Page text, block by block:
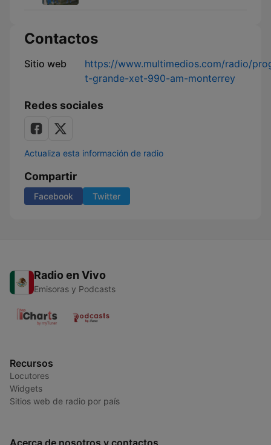
Contactos
Sitio web
https://www.multimedios.com/radio/
t-grande-xet-990-am-monterrey
Redes sociales
Actualiza esta información de radio
Compartir
Facebook Twitter
Radio en Vivo
Emisoras y Podcasts
Recursos
Locutores
Widgets
Sitios web de radio por país
Acerca de nosotros y contactos